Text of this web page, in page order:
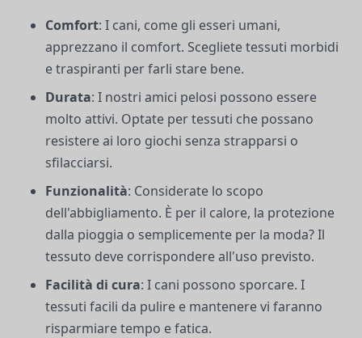
Comfort: I cani, come gli esseri umani,
apprezzano il comfort. Scegliete tessuti morbidi
e traspiranti per farli stare bene.
Durata: I nostri amici pelosi possono essere
molto attivi. Optate per tessuti che possano
resistere ai loro giochi senza strapparsi o
sfilacciarsi.
Funzionalità: Considerate lo scopo
dell'abbigliamento. È per il calore, la protezione
dalla pioggia o semplicemente per la moda? Il
tessuto deve corrispondere all'uso previsto.
Facilità di cura: I cani possono sporcare. I
tessuti facili da pulire e mantenere vi faranno
risparmiare tempo e fatica.